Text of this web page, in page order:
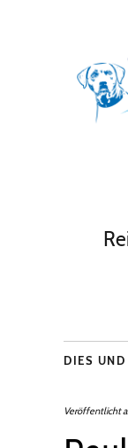
DIES UND
Veröffentlicht